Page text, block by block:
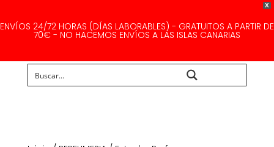
X
ENVÍOS 24/72 HORAS (DÍAS LABORABLES) - GRATUITOS A PARTIR DE
70€ - NO HACEMOS ENVÍOS A LAS ISLAS CANARIAS